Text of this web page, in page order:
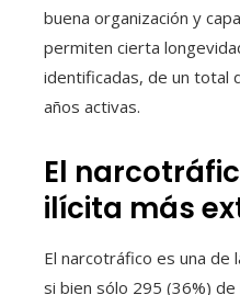
buena organización y
permiten cierta
identificadas, de un total
años activas.
El
ilícita más
El narcotráfico es una de
si bien sólo 295 (36%)